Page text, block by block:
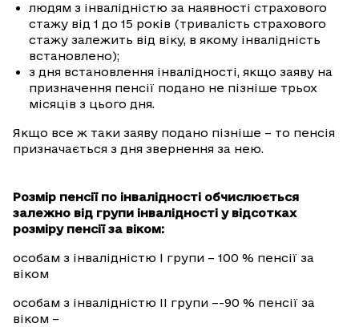
людям з інвалідністю за наявності страхового
стажу від 1 до 15 років (тривалість страхового
стажу залежить від віку, в якому інвалідність
встановлено);
з дня встановлення інвалідності, якщо заяву на
призначення пенсії подано не пізніше трьох
місяців з цього дня.
Якщо все ж таки заяву подано пізніше – то пенсія
призначається з дня звернення за нею.
Розмір пенсії по інвалідності обчислюється
залежно від групи інвалідності у відсотках
розміру пенсії за віком:
особам з інвалідністю I групи – 100 % пенсії за
віком
особам з інвалідністю II групи –-90 % пенсії за
віком –